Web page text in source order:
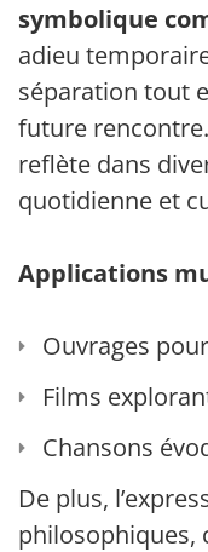
symbolique
adieu
séparation tout
future
reflète dans
quotidienne et
Applications
Ouvrages
Films
Chansons
De plus,
philosophiques,